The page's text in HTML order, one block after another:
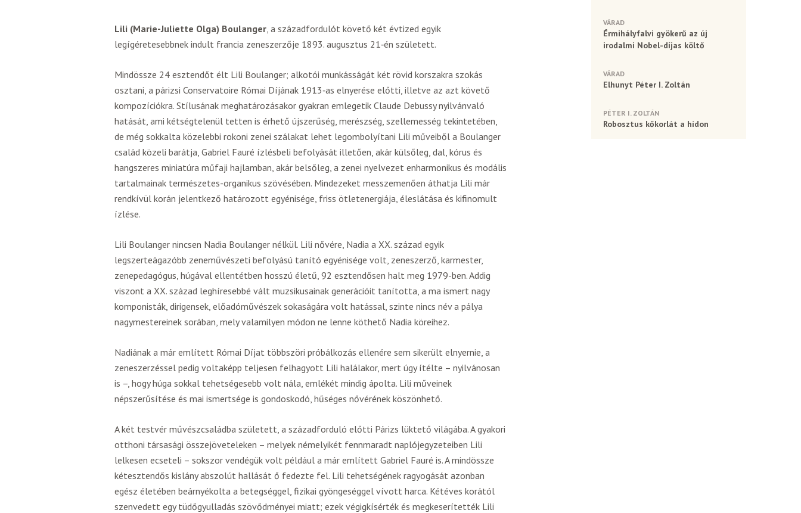
Lili (Marie-Juliette Olga) Boulanger , a századfordulót követő két évtized egyik
legígéretesebbnek indult francia zeneszerzője 1893. augusztus 21‑én született.
Mindössze 24 esztendőt élt Lili Boulanger; alkotói munkásságát két rövid korszakra szokás
osztani, a párizsi Conservatoire Római Díjának 1913‑as elnyerése előtti, illetve az azt követő
kompozíciókra. Stílusának meghatározásakor gyakran emlegetik Claude Debussy nyilvánvaló
hatását, ami kétségtelenül tetten is érhető újszerűség, merészség, szellemesség tekintetében,
de még sokkalta közelebbi rokoni zenei szálakat lehet legombolyítani Lili műveiből a Boulanger
család közeli barátja, Gabriel Fauré ízlésbeli befolyását illetően, akár külsőleg, dal, kórus és
hangszeres miniatúra műfaji hajlamban, akár belsőleg, a zenei nyelvezet enharmonikus és modális
tartalmainak természetes-organikus szövésében. Mindezeket messzemenően áthatja Lili már
rendkívül korán jelentkező határozott egyénisége, friss ötletenergiája, éleslátása és kifinomult
ízlése.
Lili Boulanger nincsen Nadia Boulanger nélkül. Lili nővére, Nadia a XX. század egyik
legszerteágazóbb zeneművészeti befolyású tanító egyénisége volt, zeneszerző, karmester,
zenepedagógus, húgával ellentétben hosszú életű, 92 esztendősen halt meg 1979-ben. Addig
viszont a XX. század leghíresebbé vált muzsikusainak generációit tanította, a ma ismert nagy
komponisták, dirigensek, előadóművészek sokaságára volt hatással, szinte nincs név a pálya
nagymestereinek sorában, mely valamilyen módon ne lenne köthető Nadia köreihez.
Nadiának a már említett Római Díjat többszöri próbálkozás ellenére sem sikerült elnyernie, a
zeneszerzéssel pedig voltaképp teljesen felhagyott Lili halálakor, mert úgy ítélte – nyilvánosan
is –, hogy húga sokkal tehetségesebb volt nála, emlékét mindig ápolta. Lili műveinek
népszerűsítése és mai ismertsége is gondoskodó, hűséges nővérének köszönhető.
A két testvér művészcsaládba született, a századforduló előtti Párizs lüktető világába. A gyakori
otthoni társasági összejöveteleken – melyek némelyikét fennmaradt naplójegyzeteiben Lili
lelkesen ecseteli – sokszor vendégük volt például a már említett Gabriel Fauré is. A mindössze
kétesztendős kislány abszolút hallását ő fedezte fel. Lili tehetségének ragyogását azonban
egész életében beárnyékolta a betegséggel, fizikai gyöngeséggel vívott harca. Kétéves korától
szenvedett egy tüdőgyulladás szövődményei miatt; ezek végigkísérték és megkeserítették Lili
VÁRAD
Érmihályfalvi gyökerű az új
irodalmi Nobel-díjas költő
VÁRAD
Elhunyt Péter I. Zoltán
PÉTER I. ZOLTÁN
Robosztus kőkorlát a hídon